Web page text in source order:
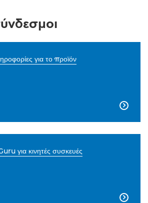
για το προϊόν

για κινητές συσκευές
